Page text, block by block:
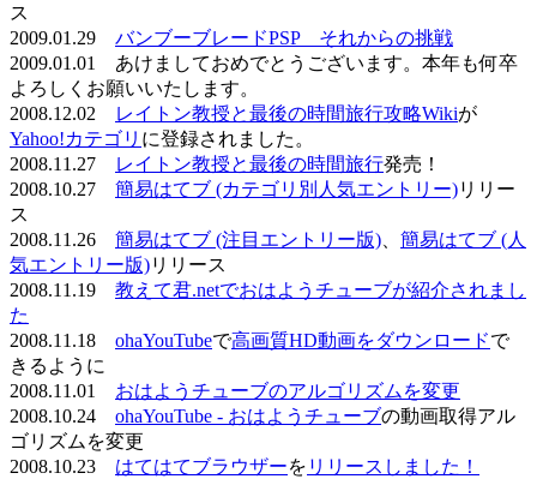
ス
2009.01.29 バンブーブレードPSP それからの挑戦
2009.01.01 あけましておめでとうございます。本年も何卒
よろしくお願いいたします。
2008.12.02
レイトン教授と最後の時間旅行攻略Wikiが
Yahoo!カテゴリ に登録されました。
2008.11.27
レイトン教授と最後の時間旅行発売！
2008.10.27 簡易はてブ (カテゴリ別人気エントリー)リリー
ス
2008.11.26 簡易はてブ (注目エントリー版)
簡易はてブ (人
気エントリー版)リリース
2008.11.19 教えて君.netでおはようチューブが紹介されまし
た
2008.11.18 ohaYouTubeで高画質HD動画をダウンロードで
きるように
2008.11.01 おはようチューブのアルゴリズムを変更
2008.10.24 ohaYouTube - おはようチューブの動画取得アル
ゴリズムを変更
2008.10.23 はてはてブラウザーを リリースしました！